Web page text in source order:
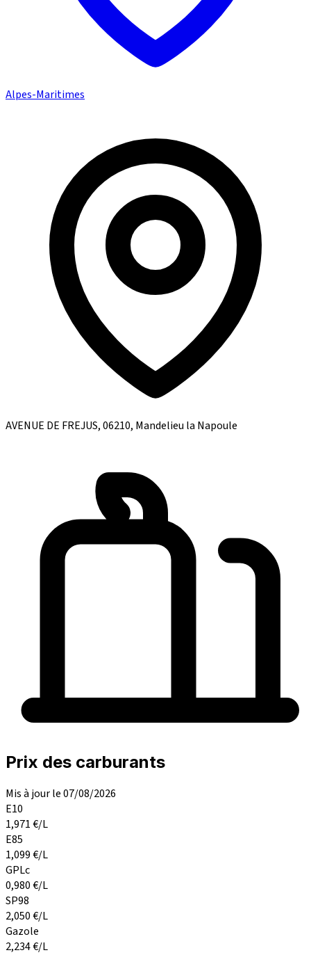
Alpes-Maritimes
AVENUE DE FREJUS, 06210, Mandelieu la Napoule
Prix des carburants
Mis à jour le 07/08/2026
E10
1,971€/L
E85
1,099€/L
GPLc
0,980€/L
SP98
2,050€/L
Gazole
2,234€/L